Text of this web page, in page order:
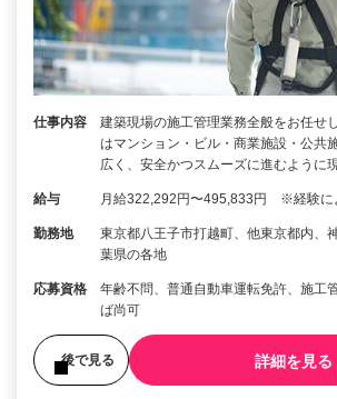
仕事内容
建築現場の施工管理業務全般をお任せ
はマンション・ビル・商業施設・公共
広く、安全かつスムーズに進むように
給与 月給322,292円〜495,833円 ※経験に
勤務地
東京都八王子市打越町、他東京都内、
葉県の各地
応募資格
年齢不問、普通自動車運転免許、施工
ば尚可
後で見る 詳細を見る